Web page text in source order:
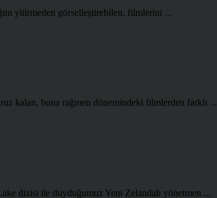
yitirmeden görselleştirebilen, filmlerini ...
kalan, buna rağmen dönemindeki filmlerden farklı ...
dizisi ile duyduğumuz Yeni Zelandalı yönetmen ...